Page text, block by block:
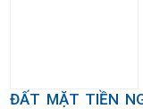
ĐẤT MẶT TIỀN